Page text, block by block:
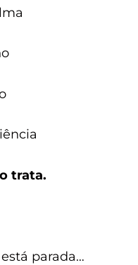
trata.
parada…